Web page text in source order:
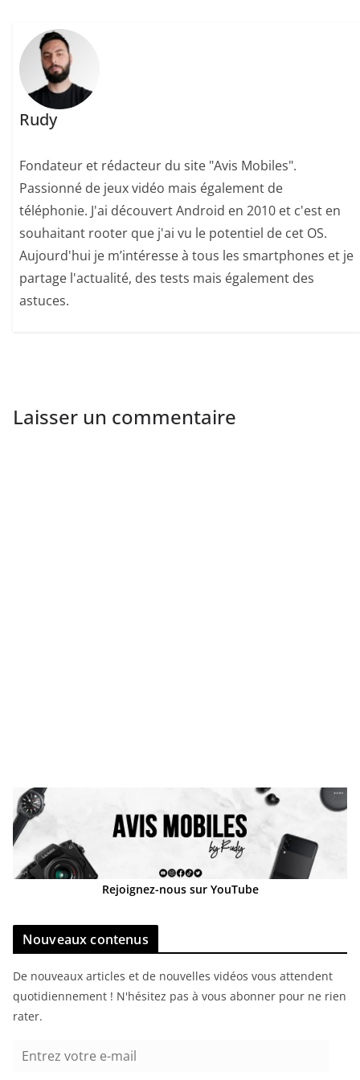
Rudy
Fondateur et rédacteur du site "Avis Mobiles".
Passionné de jeux vidéo mais également de
téléphonie. J'ai découvert Android en 2010 et c'est en
souhaitant rooter que j'ai vu le potentiel de cet OS.
Aujourd'hui je m’intéresse à tous les smartphones et je
partage l'actualité, des tests mais également des
astuces.
Laisser un commentaire
Rejoignez-nous sur YouTube
Nouveaux contenus
De nouveaux articles et de nouvelles vidéos vous attendent
quotidiennement ! N'hésitez pas à vous abonner pour ne rien
rater.